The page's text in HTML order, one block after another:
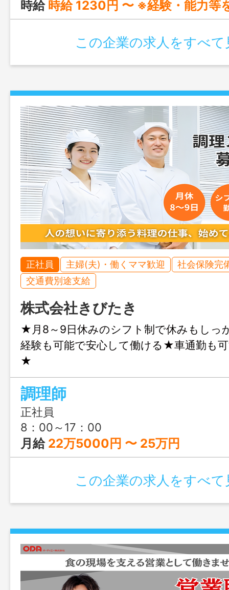
時給 時給 1230円 〜 ※経験・能力等を考慮の上、決定 ※土日祝勤務は時給＋50円 ※配達を行っ
この企業の求人をすべて
正社員 主婦(夫)・働くママ歓迎
社会保険完
交通費別途支給
株式会社きびたき
★月8～9日休みのシフト制で休みもしっ
経験も可能で安心して働ける★車通勤も
★
調理師
正社員
8：00～17：00
月給 22万5000円 〜 25万円
この企業の求人をすべて